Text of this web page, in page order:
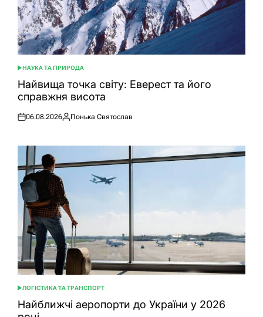
ОПУБЛІКУВАТИ
У
НАУКА ТА ПРИРОДА
Найвища точка світу: Еверест та його
справжня висота
Оприлюднено
06.08.2026
Опубліковано
Понька Святослав
ОПУБЛІКУВАТИ
У
ЛОГІСТИКА ТА ТРАНСПОРТ
Найближчі аеропорти до України у 2026